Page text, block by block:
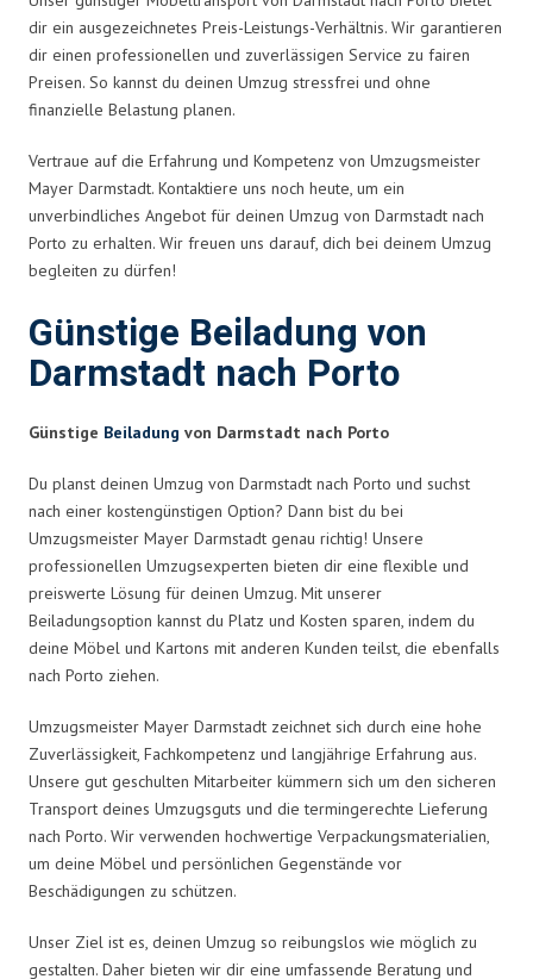
dir ein ausgezeichnetes Preis-Leistungs-Verhältnis. Wir garantieren
dir einen professionellen und zuverlässigen Service zu fairen
Preisen. So kannst du deinen Umzug stressfrei und ohne
finanzielle Belastung planen.
Vertraue auf die Erfahrung und Kompetenz von Umzugsmeister
Mayer Darmstadt. Kontaktiere uns noch heute, um ein
unverbindliches Angebot für deinen Umzug von Darmstadt nach
Porto zu erhalten. Wir freuen uns darauf, dich bei deinem Umzug
begleiten zu dürfen!
Günstige Beiladung von
Darmstadt nach Porto
Günstige Beiladung von Darmstadt nach Porto
Du planst deinen Umzug von Darmstadt nach Porto und suchst
nach einer kostengünstigen Option? Dann bist du bei
Umzugsmeister Mayer Darmstadt genau richtig! Unsere
professionellen Umzugsexperten bieten dir eine flexible und
preiswerte Lösung für deinen Umzug. Mit unserer
Beiladungsoption kannst du Platz und Kosten sparen, indem du
deine Möbel und Kartons mit anderen Kunden teilst, die ebenfalls
nach Porto ziehen.
Umzugsmeister Mayer Darmstadt zeichnet sich durch eine hohe
Zuverlässigkeit, Fachkompetenz und langjährige Erfahrung aus.
Unsere gut geschulten Mitarbeiter kümmern sich um den sicheren
Transport deines Umzugsguts und die termingerechte Lieferung
nach Porto. Wir verwenden hochwertige Verpackungsmaterialien,
um deine Möbel und persönlichen Gegenstände vor
Beschädigungen zu schützen.
Unser Ziel ist es, deinen Umzug so reibungslos wie möglich zu
gestalten. Daher bieten wir dir eine umfassende Beratung und